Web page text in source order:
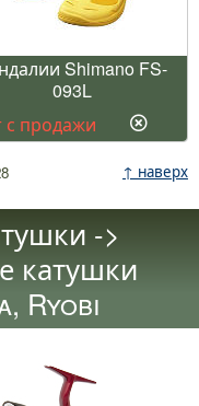
Shimano FS-
093L
с продажи
↑ наверх
->
катушки
Ryobi